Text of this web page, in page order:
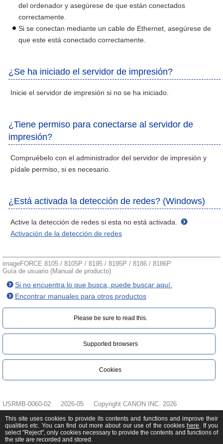
del ordenador y asegúrese de que están conectados
correctamente.
Si se conectan mediante un cable de Ethernet, asegúrese de
que este está conectado correctamente.
¿Se ha iniciado el servidor de impresión?
Inicie el servidor de impresión si no se ha iniciado.
¿Tiene permiso para conectarse al servidor de
impresión?
Compruébelo con el administrador del servidor de impresión y
pídale permiso, si es necesario.
¿Está activada la detección de redes? (Windows)
Active la detección de redes si esta no está activada.
Activación de la detección de redes
imageFORCE 8105 / 8105P / 8195 / 8195P / 8186 / 8186P
Guía de usuario (Manual de producto)
Si no encuentra lo que busca, puede buscar aquí.
Encontrar manuales para otros productos
Please be sure to read this.‎
Supported browsers
Cookies
USRMB-0060-02 2026-05 Copyright CANON INC. 2026
This site uses cookies to provide its contents and functions and improve their
qualities etc. You can find out more about our use of the cookies here. If you
select "Reject", only cookies necessary to provide the contents and functions of
the site are recorded and stored.